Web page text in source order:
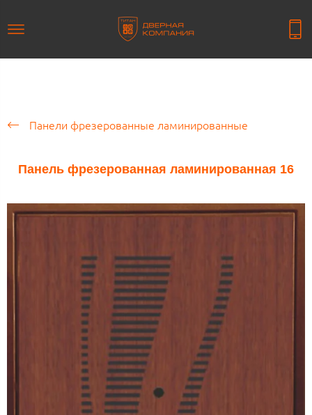
Панели фрезерованные ламинированные
Панель фрезерованная ламинированная 16